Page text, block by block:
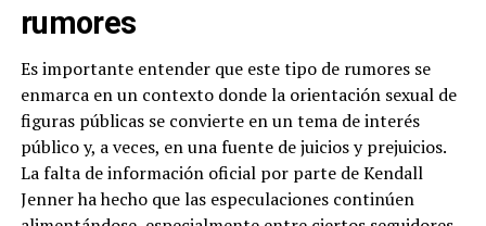
rumores
Es importante entender que este tipo de rumores se
enmarca en un contexto donde la orientación sexual de
figuras públicas se convierte en un tema de interés
público y, a veces, en una fuente de juicios y prejuicios.
La falta de información oficial por parte de Kendall
Jenner ha hecho que las especulaciones continúen